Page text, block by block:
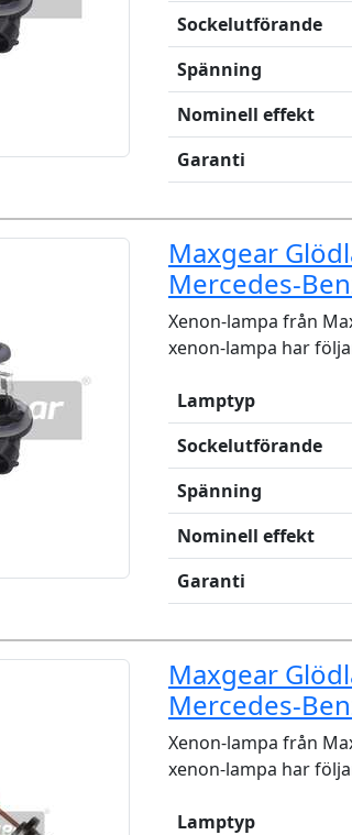
Sockelutförande
Spänning
Nominell effekt
Garanti
Maxgear
Mercedes-
Xenon-lampa från
xenon-lampa har
Lamptyp
Sockelutförande
Spänning
Nominell effekt
Garanti
Maxgear
Mercedes-
Xenon-lampa från
xenon-lampa har
Lamptyp